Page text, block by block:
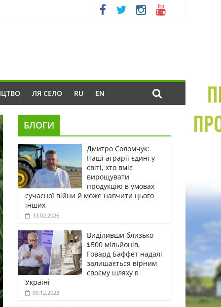
ЛЯ СЕЛО RU EN
БЛОГИ
Дмитро Соломчук:
Наші аграрії єдині у
світі, хто вміє
вирощувати
продукцію в умовах
сучасної війни й може навчити цього
інших
13.02.2026
Виділивши близько
$500 мільйонів,
Говард Баффет надалі
залишається вірним
своєму шляху в
Україні
09.12.2023